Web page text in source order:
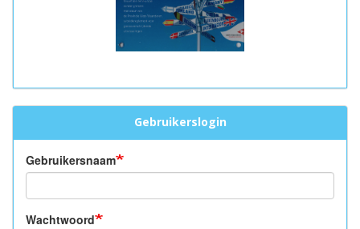
Gebruikerslogin
Gebruikersnaam
Wachtwoord